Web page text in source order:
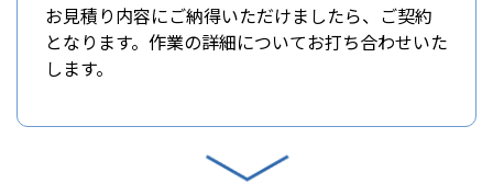
お見積り内容にご納得いただけましたら、ご契約
となります。作業の詳細についてお打ち合わせいた
します。